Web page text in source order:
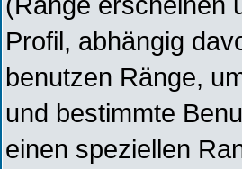
Profil, abhängig
benutzen Ränge,
und bestimmte
einen speziellen